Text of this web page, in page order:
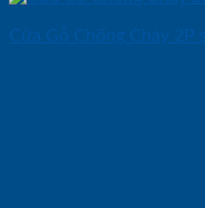
Cửa Gỗ Chống Cháy 2P